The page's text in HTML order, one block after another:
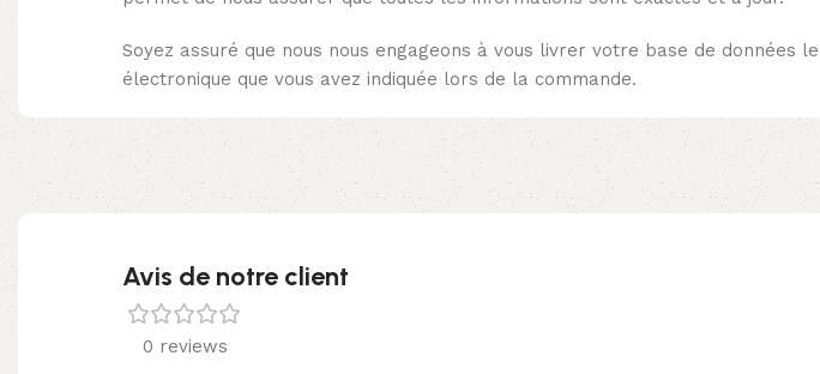
Soyez assuré que nous nous engageons à vous livrer votre base de
électronique que vous avez indiquée lors de la commande.
Avis de notre client
0 reviews